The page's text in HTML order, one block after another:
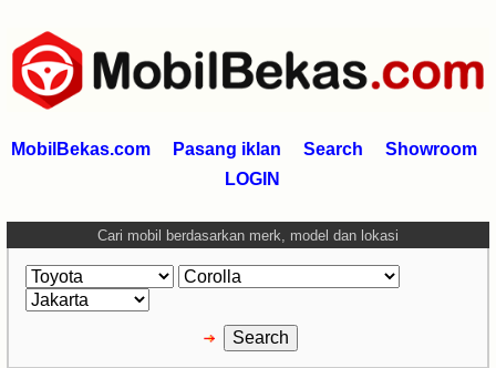
MobilBekas.com Pasang iklan Search
Showroom
LOGIN
Cari mobil berdasarkan merk, model dan lokasi